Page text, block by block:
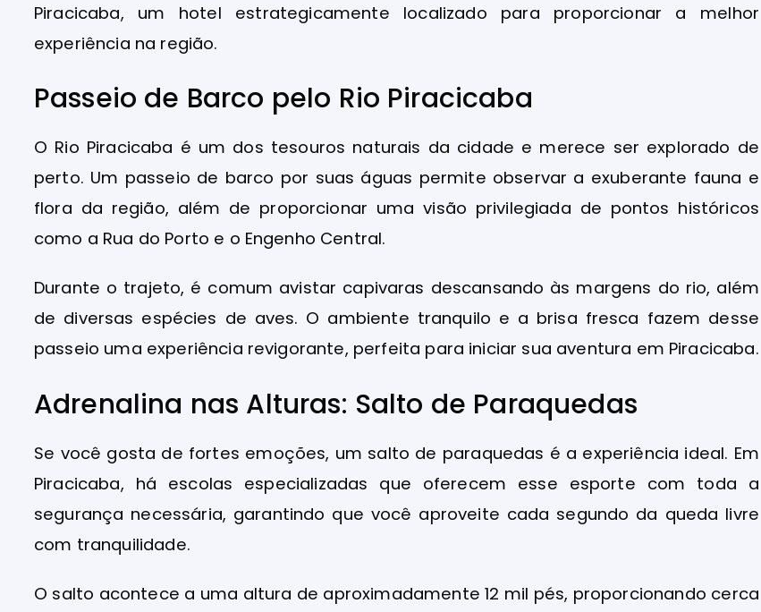
Piracicaba, um hotel estrategicamente localizado para proporcionar a melhor
experiência na região.
Passeio de Barco pelo Rio Piracicaba
O Rio Piracicaba é um dos tesouros naturais da cidade e merece ser explorado de
perto. Um passeio de barco por suas águas permite observar a exuberante fauna e
flora da região, além de proporcionar uma visão privilegiada de pontos históricos
como a Rua do Porto e o Engenho Central.
Durante o trajeto, é comum avistar capivaras descansando às margens do rio, além
de diversas espécies de aves. O ambiente tranquilo e a brisa fresca fazem desse
passeio uma experiência revigorante, perfeita para iniciar sua aventura em Piracicaba.
Adrenalina nas Alturas: Salto de Paraquedas
Se você gosta de fortes emoções, um salto de paraquedas é a experiência ideal. Em
Piracicaba, há escolas especializadas que oferecem esse esporte com toda a
segurança necessária, garantindo que você aproveite cada segundo da queda livre
com tranquilidade.
O salto acontece a uma altura de aproximadamente 12 mil pés, proporcionando cerca